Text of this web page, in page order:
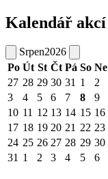
Kalendář akcí
Srpen2026
Po Út St Čt Pá So Ne
27 28 29 30 31 1
2
3
4 5 6 7 8
9
10 11 12 13 14 15 16
17 18 19 20 21 22 23
24 25 26 27 28 29 30
31 1 2 3 4 5 6